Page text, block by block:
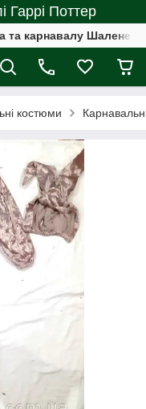
Гаррі Поттер
та карнавалу Шалене
костюми